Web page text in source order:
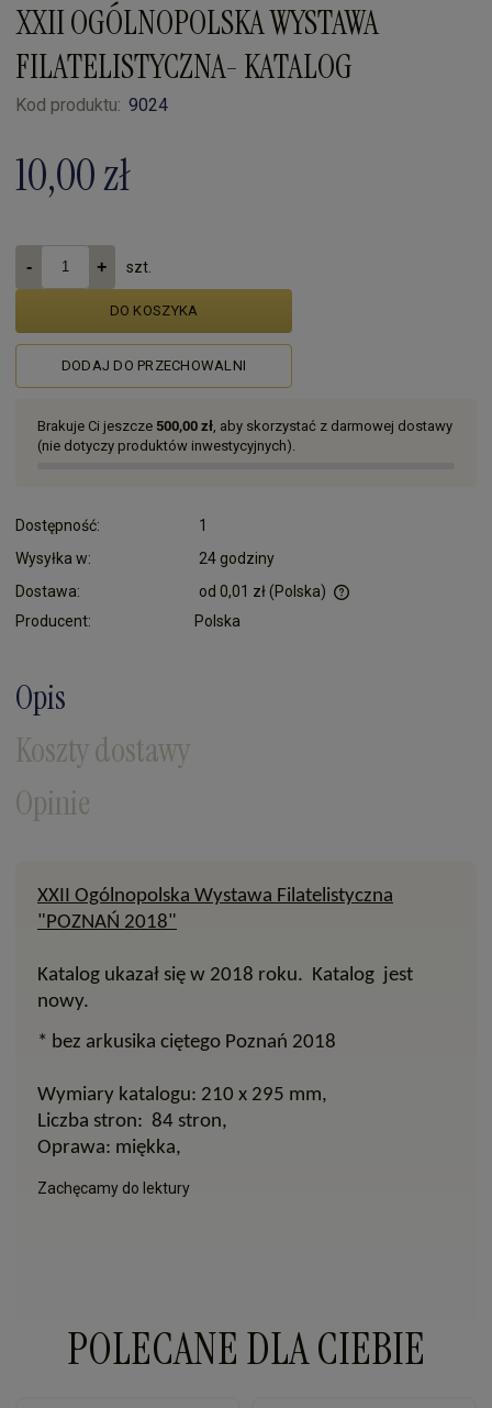
XXII OGÓLNOPOLSKA WYSTAWA
FILATELISTYCZNA- KATALOG
Kod produktu: 9024
10,00 zł
szt.
DO KOSZYKA
DODAJ DO PRZECHOWALNI
Brakuje Ci jeszcze 500,00 zł , aby skorzystać z darmowej dostawy
(nie dotyczy produktów inwestycyjnych).
Dostępność:
1
Wysyłka w:
24 godziny
Dostawa:
od 0,01 zł(Polska)
Producent: Polska
Opis
Koszty dostawy
Opinie
XXII Ogólnopolska Wystawa Filatelistyczna
"POZNAŃ 2018"
Katalog ukazał się w 2018 roku. Katalog jest
nowy.
* bez arkusika ciętego Poznań 2018
Wymiary katalogu: 210 x 295 mm,
Liczba stron: 84 stron,
Oprawa: miękka,
Zachęcamy do lektury
POLECANE DLA CIEBIE